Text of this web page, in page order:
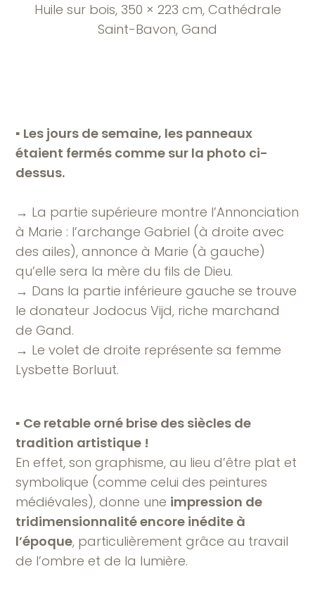
Huile sur bois, 350 × 223 cm, Cathédrale
Saint-Bavon, Gand
▪︎ Les jours de semaine, les panneaux
étaient fermés comme sur la photo ci-
dessus.
→ La partie supérieure montre l’Annonciation
à Marie : l’archange Gabriel (à droite avec
des ailes), annonce à Marie (à gauche)
qu’elle sera la mère du fils de Dieu.
→ Dans la partie inférieure gauche se trouve
le donateur Jodocus Vijd, riche marchand
de Gand.
→ Le volet de droite représente sa femme
Lysbette Borluut.
▪︎ Ce retable orné brise des siècles de
tradition artistique !
En effet, son graphisme, au lieu d’être plat et
symbolique (comme celui des peintures
médiévales), donne une impression de
tridimensionnalité encore inédite à
l’époque, particulièrement grâce au travail
de l’ombre et de la lumière.